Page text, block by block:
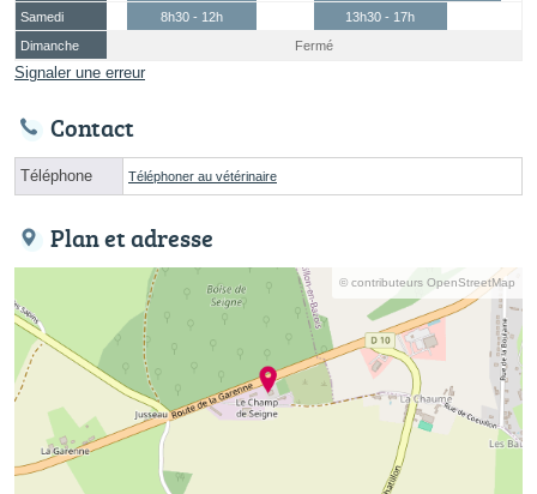
Samedi
8h30 - 12h
13h30 - 17h
Dimanche
Fermé
Signaler une erreur
Contact
Téléphone Téléphoner au vétérinaire
Plan et adresse
© contributeurs OpenStreetMap